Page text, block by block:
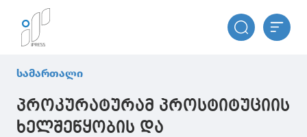
სამართალი
პროკურატურამ პროსტიტუციის
ხელშეწყობის და